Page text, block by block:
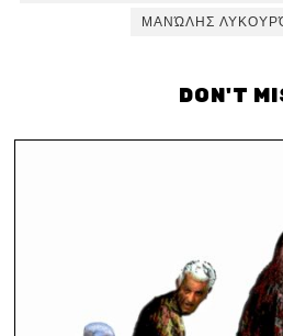
ΜΑΝΏΛΗΣ
DON'T